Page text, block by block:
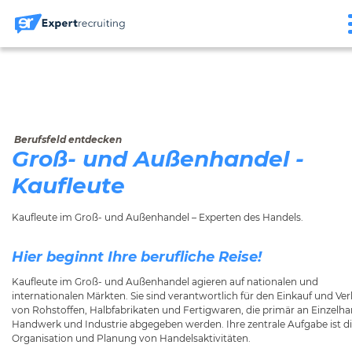
Berufsfeld entdecken
Groß- und Außenhandel -
Kaufleute
Kaufleute im Groß- und Außenhandel – Experten des Handels.
Hier beginnt Ihre berufliche Reise!
Kaufleute im Groß- und Außenhandel agieren auf nationalen und
internationalen Märkten. Sie sind verantwortlich für den Einkauf und
von Rohstoffen, Halbfabrikaten und Fertigwaren, die primär an
Handwerk und Industrie abgegeben werden. Ihre zentrale Aufgabe ist
Organisation und Planung von Handelsaktivitäten.